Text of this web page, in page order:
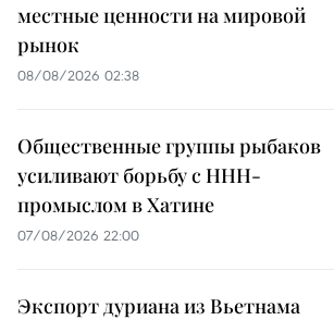
местные ценности на мировой
рынок
08/08/2026 02:38
Общественные группы рыбаков
усиливают борьбу с ННН-
промыслом в Хатине
07/08/2026 22:00
Экспорт дуриана из Вьетнама